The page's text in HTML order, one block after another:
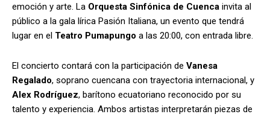
emoción y arte. La Orquesta Sinfónica de Cuenca invita al
público a la gala lírica Pasión Italiana, un evento que tendrá
lugar en el Teatro Pumapungo a las 20:00, con entrada libre.
El concierto contará con la participación de Vanesa
Regalado, soprano cuencana con trayectoria internacional, y
Alex Rodríguez, barítono ecuatoriano reconocido por su
talento y experiencia. Ambos artistas interpretarán piezas de